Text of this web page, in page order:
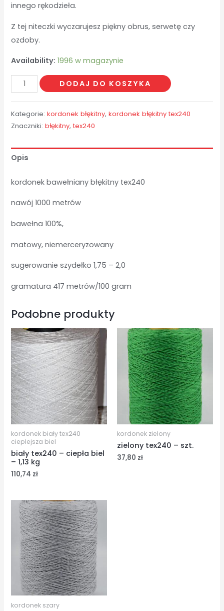
innego rękodzieła.
Z tej niteczki wyczarujesz piękny obrus, serwetę czy
ozdoby.
Availability: 1996 w magazynie
ilość
błękitny
-
DODAJ DO KOSZYKA
Kategorie:kordonek błękitny,kordonek błękitny tex240
Znaczniki:błękitny,tex240
Opis
kordonek bawełniany błękitny tex240
nawój 1000 metrów
bawełna 100%,
matowy, niemerceryzowany
sugerowanie szydełko 1,75 – 2,0
gramatura 417 metrów/100 gram
Podobne produkty
kordonek biały tex240
cieplejsza biel
biały tex240 – ciepła biel
– 1,13 kg
110,74 zł
kordonek zielony
zielony tex240 – szt.
37,80 zł
kordonek szary